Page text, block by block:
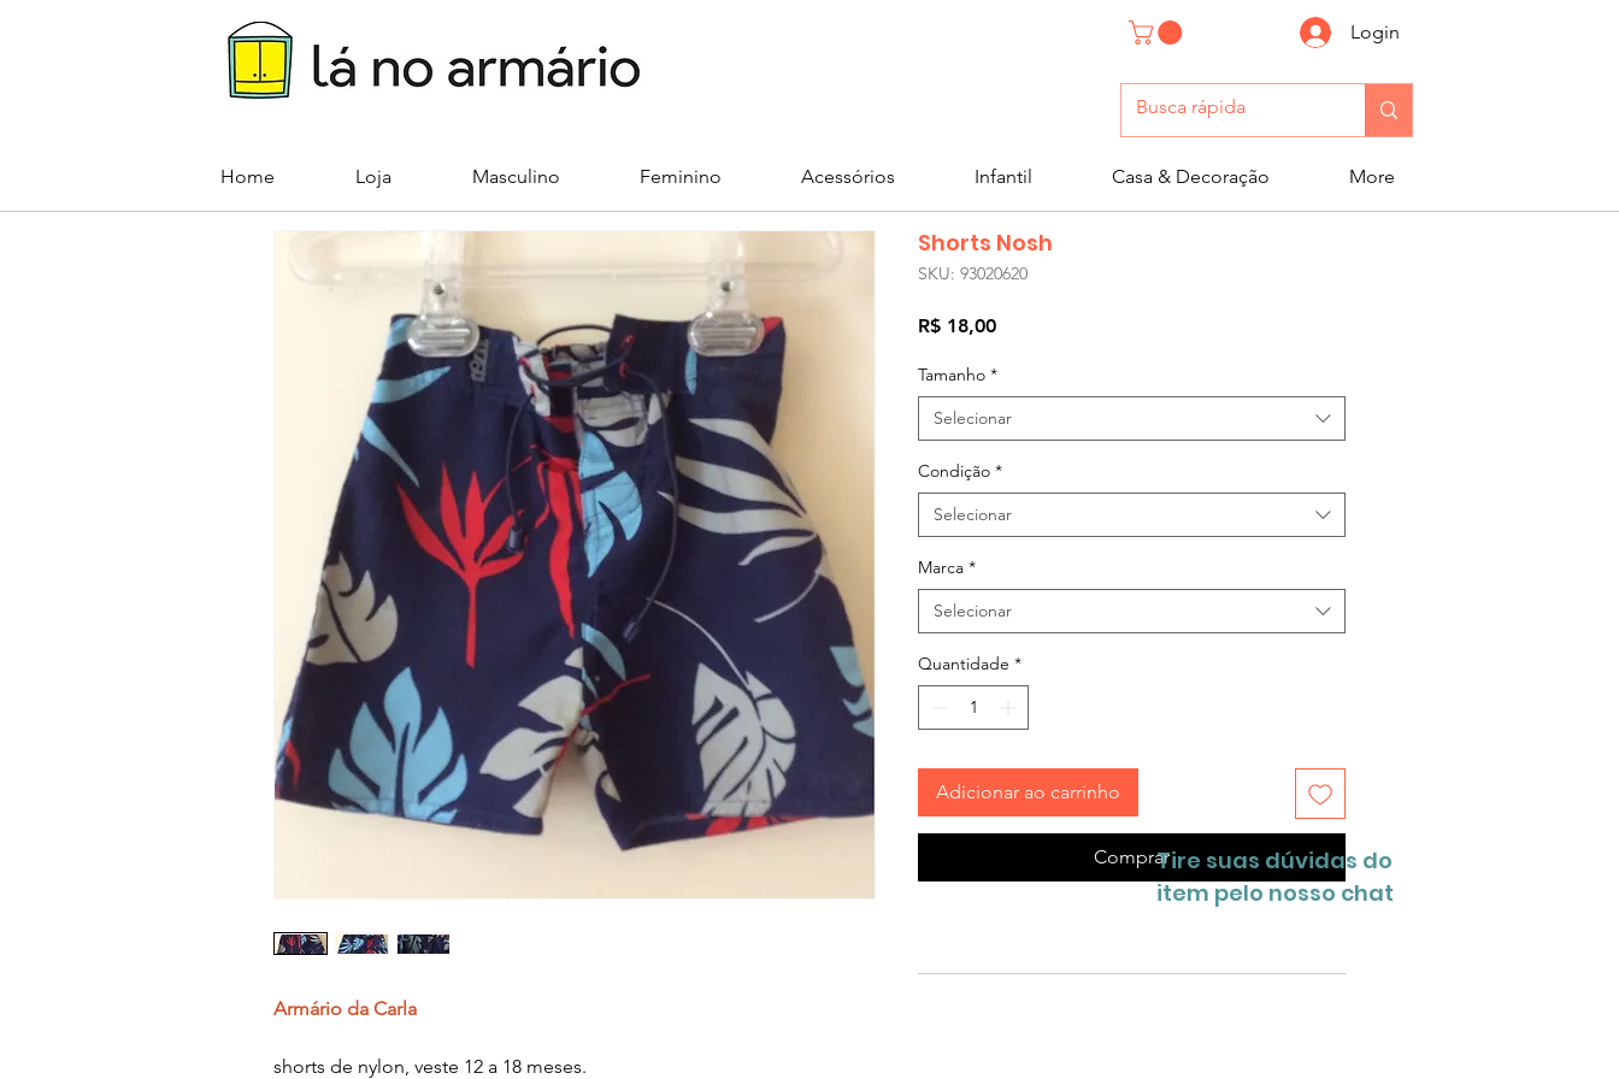
Login
Home Loja Masculino Feminino Acessórios Infantil Casa & Decoração More
Armário da Carla
shorts de nylon, veste 12 a 18 meses.
Shorts Nosh
SKU: 93020620
R$ 18,00Preço
Tamanho *
Selecionar
Condição *
Selecionar
Marca *
Selecionar
Quantidade *
Adicionar ao carrinho
ComprarTire suas dúvidas do
item pelo nosso chat